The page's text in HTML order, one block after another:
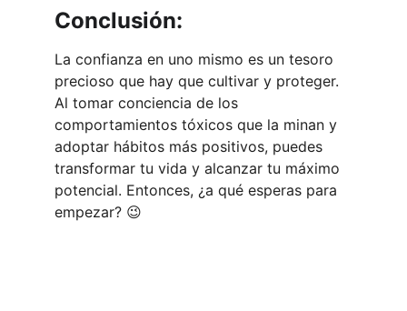
Conclusión:
La confianza en uno mismo es un tesoro
precioso que hay que cultivar y proteger.
Al tomar conciencia de los
comportamientos tóxicos que la minan y
adoptar hábitos más positivos, puedes
transformar tu vida y alcanzar tu máximo
potencial. Entonces, ¿a qué esperas para
empezar? 😉